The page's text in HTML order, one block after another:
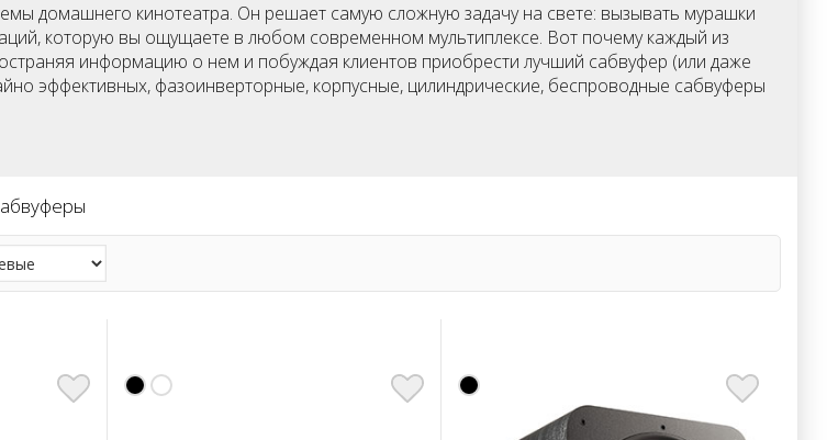
домашнего кинотеатра. Он решает самую сложную задачу на свете: вызывать мурашки
которую вы ощущаете в любом современном мультиплексе. Вот почему каждый из
информацию о нем и побуждая клиентов приобрести лучший сабвуфер (или даже
эффективных, фазоинверторные, корпусные, цилиндрические, беспроводные сабвуферы